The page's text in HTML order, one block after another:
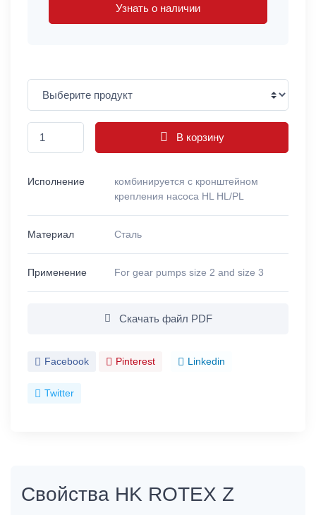
Узнать о наличии
В корзину
Исполнение
комбинируется с кронштейном
крепления насоса HL HL/PL
Материал Сталь
Применение For gear pumps size 2 and size 3
Скачать файл PDF
Facebook Pinterest Linkedin
Twitter
Свойства HK ROTEX Z